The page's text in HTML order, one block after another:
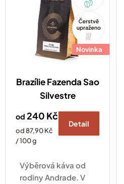
Novinka
Tip
Brazílie Fazenda Sao
Silvestre
od 240 Kč
Měrná
cena:
od 87,90 Kč
/ 100 g
Detail
Výběrová káva od
rodiny Andrade. V